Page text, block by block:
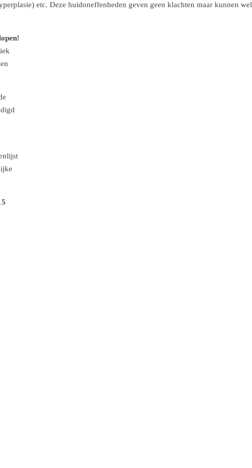
etc. Deze huidoneffenheden geven geen klachten maar kunnen wel